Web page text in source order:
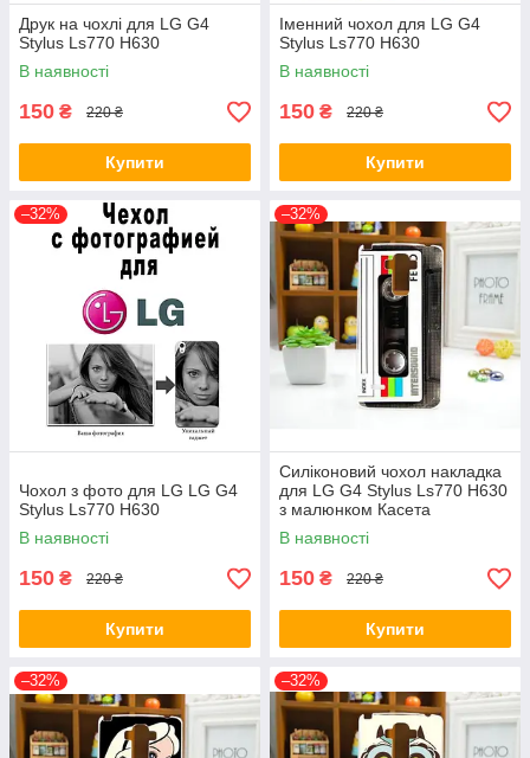
Друк на чохлі для LG G4
Stylus Ls770 H630
В наявності
150 ₴ 220 ₴
Купити
Іменний чохол для LG G4
Stylus Ls770 H630
В наявності
150 ₴ 220 ₴
Купити
–32%
Чохол з фото для LG LG G4
Stylus Ls770 H630
В наявності
150 ₴ 220 ₴
Купити
–32%
Силіконовий чохол накладка
для LG G4 Stylus Ls770 H630
з малюнком Касета
В наявності
150 ₴ 220 ₴
Купити
–32% –32%